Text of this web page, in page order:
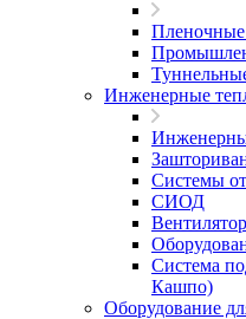
Инженерные
Системы
СИОД
Система
Кашпо)
Оборудование